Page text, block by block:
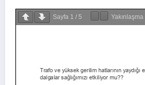
Sayfa 1 / 5 Yakınlaşma